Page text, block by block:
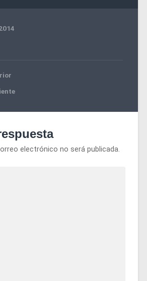
electrónico no será publicada.